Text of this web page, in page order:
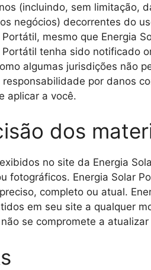
(incluindo, sem limitação,
negócios) decorrentes do
Portátil, mesmo que Energia
Portátil tenha sido notificado
algumas jurisdições não
por danos
aplicar a você.
dos
no site da Energia
fotográficos. Energia Solar
completo ou atual.
em seu site a qualquer
se compromete a